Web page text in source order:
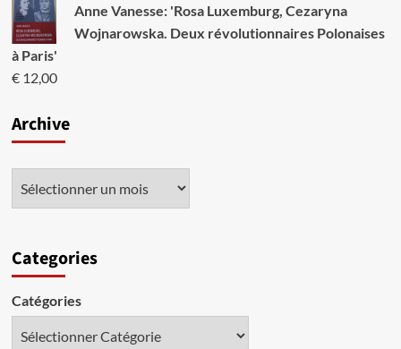
Anne Vanesse: 'Rosa Luxemburg, Cezaryna
Wojnarowska. Deux révolutionnaires Polonaises
à Paris'
€12,00
Archive
Categories
Catégories